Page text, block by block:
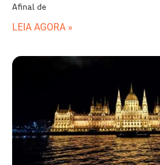
Afinal de
LEIA AGORA »